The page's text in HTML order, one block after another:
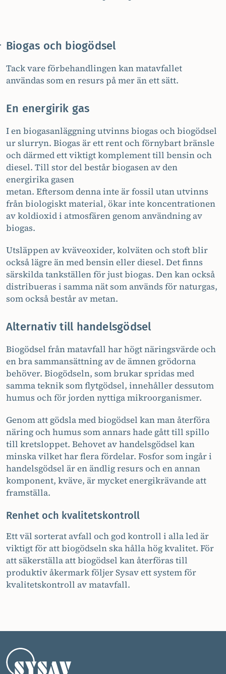
Biogas och biogödsel
Tack vare förbehandlingen kan matavfallet
användas som en resurs på mer än ett sätt.
En energirik gas
I en biogasanläggning utvinns biogas och biogödsel
ur slurryn. Biogas är ett rent och förnybart bränsle
och därmed ett viktigt komplement till bensin och
diesel. Till stor del består biogasen av den
energirika gasen
metan. Eftersom denna inte är fossil utan utvinns
från biologiskt material, ökar inte koncentrationen
av koldioxid i atmosfären genom användning av
biogas.
Utsläppen av kväveoxider, kolväten och stoft blir
också lägre än med bensin eller diesel. Det finns
särskilda tankställen för just biogas. Den kan också
distribueras i samma nät som används för naturgas,
som också består av metan.
Alternativ till handelsgödsel
Biogödsel från matavfall har högt näringsvärde och
en bra sammansättning av de ämnen grödorna
behöver. Biogödseln, som brukar spridas med
samma teknik som flytgödsel, innehåller dessutom
humus och för jorden nyttiga mikroorganismer.
Genom att gödsla med biogödsel kan man återföra
näring och humus som annars hade gått till spillo
till kretsloppet. Behovet av handelsgödsel kan
minska vilket har flera fördelar. Fosfor som ingår i
handelsgödsel är en ändlig resurs och en annan
komponent, kväve, är mycket energikrävande att
framställa.
Renhet och kvalitetskontroll
Ett väl sorterat avfall och god kontroll i alla led är
viktigt för att biogödseln ska hålla hög kvalitet. För
att säkerställa att biogödsel kan återföras till
produktiv åkermark följer Sysav ett system för
kvalitetskontroll av matavfall.